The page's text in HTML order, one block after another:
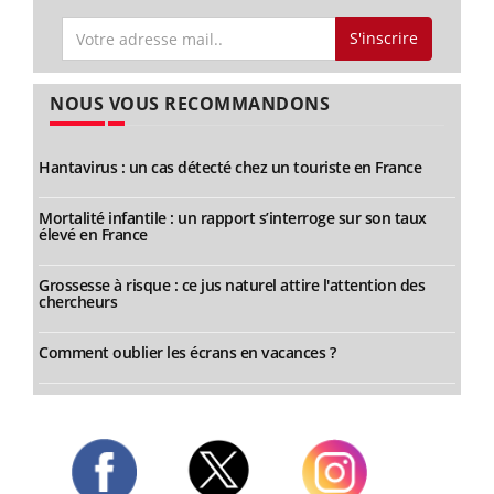
S'inscrire
NOUS VOUS RECOMMANDONS
Hantavirus : un cas détecté chez un touriste en France
Mortalité infantile : un rapport s’interroge sur son taux
élevé en France
Grossesse à risque : ce jus naturel attire l'attention des
chercheurs
Comment oublier les écrans en vacances ?